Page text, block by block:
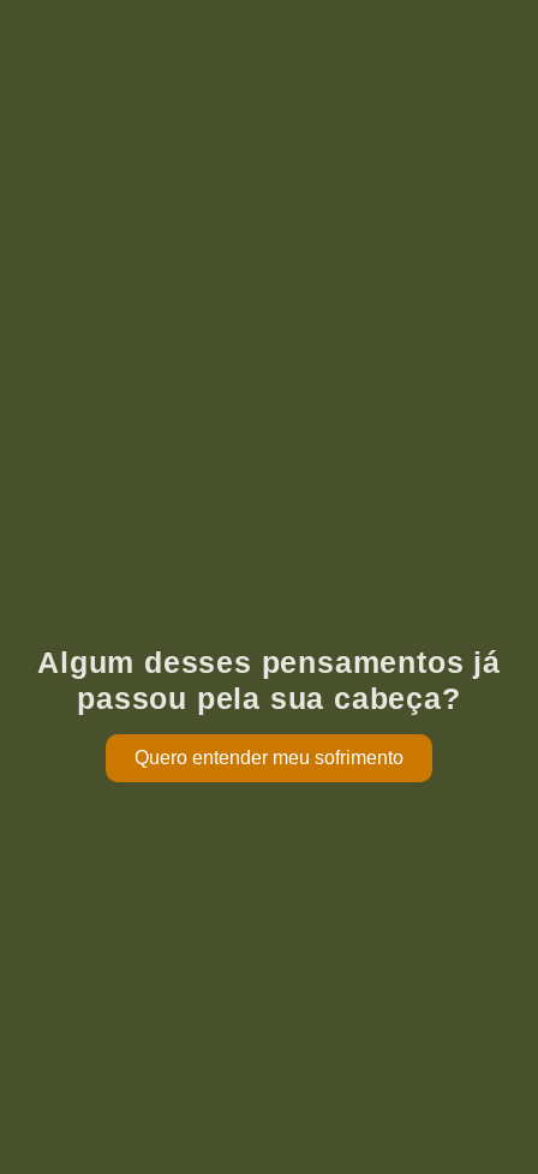
Algum desses pensamentos já
passou pela sua cabeça?
Quero entender meu sofrimento